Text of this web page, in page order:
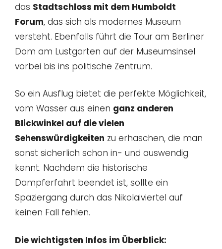
das Stadtschloss mit dem Humboldt
Forum, das sich als modernes Museum
versteht. Ebenfalls führt die Tour am Berliner
Dom am Lustgarten auf der Museumsinsel
vorbei bis ins politische Zentrum.
So ein Ausflug bietet die perfekte Möglichkeit,
vom Wasser aus einen ganz anderen
Blickwinkel auf die vielen
Sehenswürdigkeiten zu erhaschen, die man
sonst sicherlich schon in- und auswendig
kennt. Nachdem die historische
Dampferfahrt beendet ist, sollte ein
Spaziergang durch das Nikolaiviertel auf
keinen Fall fehlen.
Die wichtigsten Infos im Überblick: